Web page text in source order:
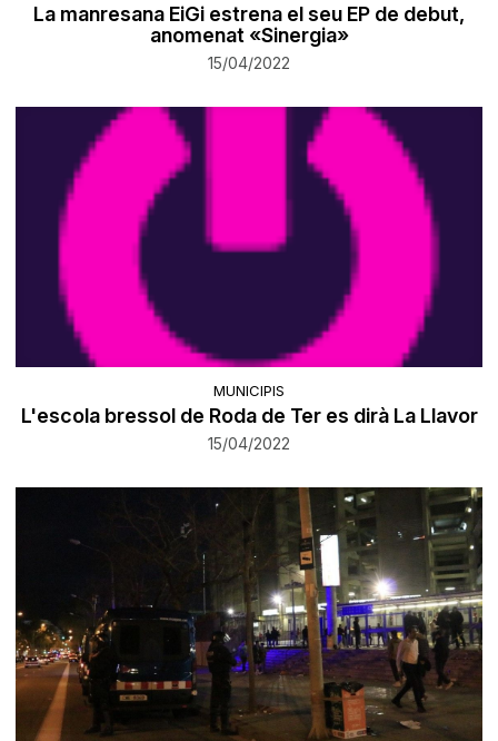
La manresana EiGi estrena el seu EP de debut,
anomenat «Sinergia»
15/04/2022
MUNICIPIS
L'escola bressol de Roda de Ter es dirà La Llavor
15/04/2022